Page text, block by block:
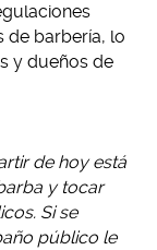
de barbería, lo
y dueños de
de hoy está
y tocar
Si se
público le